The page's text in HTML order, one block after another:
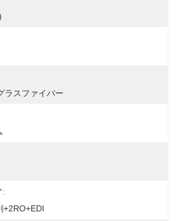
ラスファイバー
:
+2RO+EDI